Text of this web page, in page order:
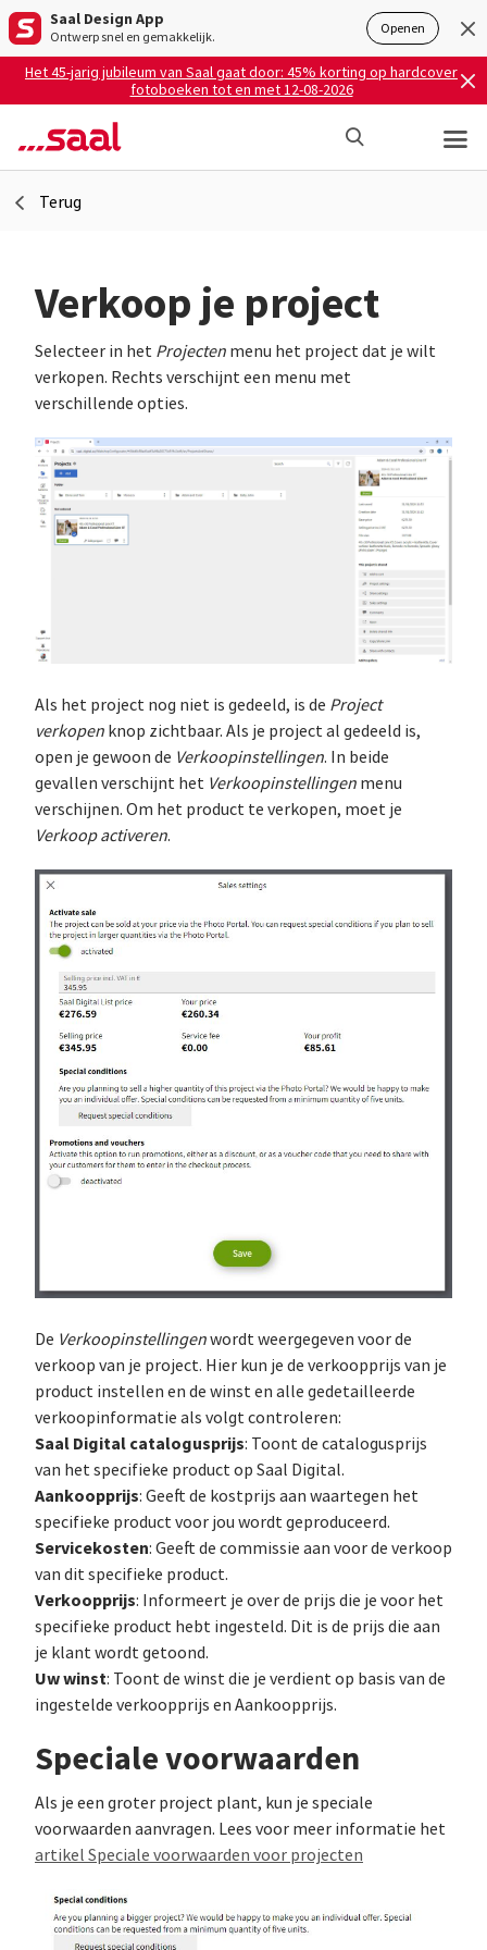
Saal Design App
Ontwerp snel en gemakkelijk. Openen
Het 45-jarig jubileum van Saal gaat door: 45% korting op hardcover
fotoboeken tot en met 12-08-2026
Terug
Verkoop je project
Selecteer in het Pro­jec­ten menu het project dat je wilt
verkopen. Rechts verschijnt een menu met
verschillende opties.
Als het project nog niet is gedeeld, is de Project
verkopen knop zichtbaar. Als je project al gedeeld is,
open je gewoon de Verkoopinstellingen. In beide
gevallen verschijnt het Verkoopinstellingen menu
verschijnen. Om het product te verkopen, moet je
Verkoop activeren.
De Verkoopinstellingenwordt weergegeven voor de
verkoop van je project. Hier kun je de verkoopprijs van je
product instellen en de winst en alle gedetailleerde
verkoopinformatie als volgt controleren:
Saal Digital catalogusprijs: Toont de catalogusprijs
van het specifieke product op Saal Digital.
Aankoopprijs: Geeft de kostprijs aan waartegen het
specifieke product voor jou wordt geproduceerd.
Servicekosten: Geeft de commissie aan voor de verkoop
van dit specifieke product.
Verkoopprijs: Informeert je over de prijs die je voor het
specifieke product hebt ingesteld. Dit is de prijs die aan
je klant wordt getoond.
Uw winst: Toont de winst die je verdient op basis van de
ingestelde verkoopprijs en Aankoopprijs.
Speciale voorwaarden
Als je een groter project plant, kun je speciale
voorwaarden aanvragen. Lees voor meer informatie het
artikel Speciale voorwaarden voor projecten